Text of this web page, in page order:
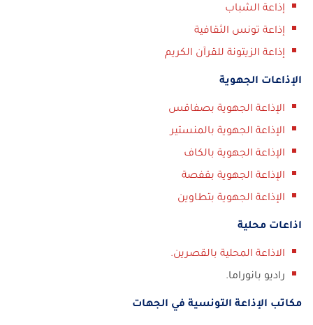
إذاعة الشباب
إذاعة تونس الثقافية
إذاعة الزيتونة للقرآن الكريم
الإذاعات الجهوية
الإذاعة الجهوية بصفاقس
الإذاعة الجهوية بالمنستير
الإذاعة الجهوية بالكاف
الإذاعة الجهوية بقفصة
الإذاعة الجهوية بتطاوين
اذاعات محلية
الاذاعة المحلية بالقصرين.
راديو بانوراما.
مكاتب الإذاعة التونسية في الجهات